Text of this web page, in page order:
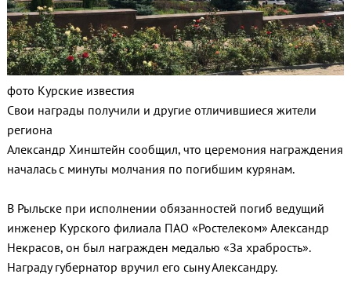
фото Курские известия
Свои награды получили и другие отличившиеся жители
региона
Александр Хинштейн сообщил, что церемония награждения
началась с минуты молчания по погибшим курянам.
В Рыльске при исполнении обязанностей погиб ведущий
инженер Курского филиала ПАО «Ростелеком» Александр
Некрасов, он был награжден медалью «За храбрость».
Награду губернатор вручил его сыну Александру.